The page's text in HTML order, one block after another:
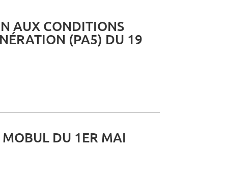
AUX CONDITIONS
(PA5) DU 19
MOBUL DU 1ER MAI